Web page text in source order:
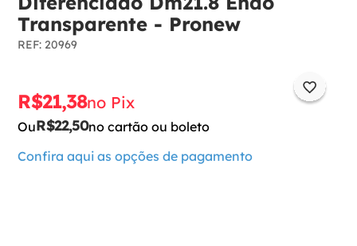
Transparente - Pronew
: 20969
R$21,38no Pix
OuR$22,50no cartão ou boleto
Confira aqui as opções de pagamento